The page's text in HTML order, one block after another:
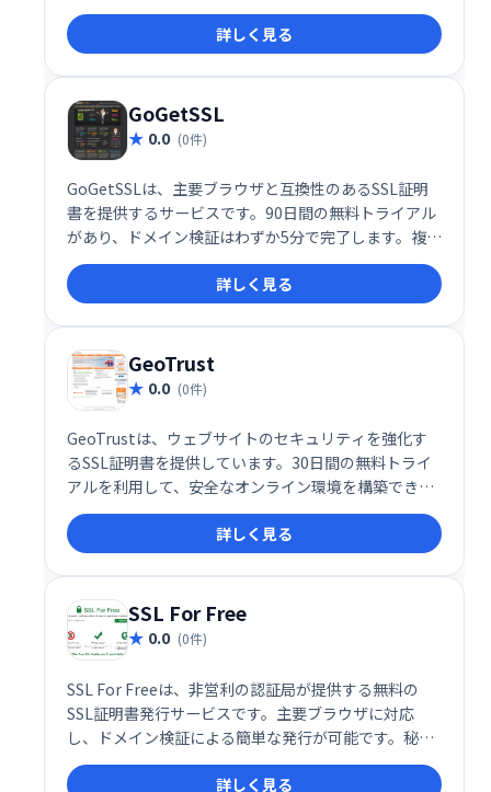
詳しく見る
GoGetSSL
0.0 (0件)
GoGetSSLは、主要ブラウザと互換性のあるSSL証明
書を提供するサービスです。90日間の無料トライアル
があり、ドメイン検証はわずか5分で完了します。複雑
な手続きは不要で、簡単に安全なウェブサイトを構築
できます。 Chrome、Firefox、Opera、Safari、
Internet Explorerなど、幅広いブラウザに対応してい
ます。安心してウェブサイトのセキュリティ対策を強
化しましょう。
詳しく見る
GeoTrust
0.0 (0件)
GeoTrustは、ウェブサイトのセキュリティを強化す
るSSL証明書を提供しています。30日間の無料トライ
アルを利用して、安全なオンライン環境を構築できま
す。信頼性の高い暗号化技術により、お客様の個人情
報や取引データを保護し、安心してウェブサイトを運
営いただけます。
詳しく見る
SSL For Free
0.0 (0件)
SSL For Freeは、非営利の認証局が提供する無料の
SSL証明書発行サービスです。主要ブラウザに対応
し、ドメイン検証による簡単な発行が可能です。秘密
鍵は発行後に削除され、高いセキュリティを確保して
います。ウェブサイトの安全性を手軽に高めたい方に
詳しく見る